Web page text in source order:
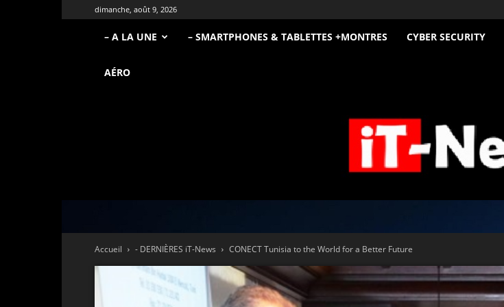
dimanche, août 9, 2026
– A LA UNE – SMARTPHONES & TABLETTES +MONTRES CYBER SECURITY
AÉRO
iT
Accueil
- DERNIÈRES iT-News CONECT Tunisia to the World for a Better Future